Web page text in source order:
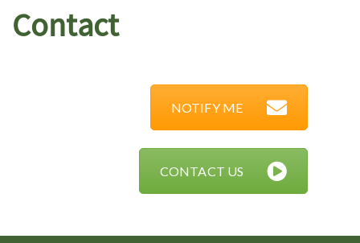
Contact
NOTIFY ME
CONTACT US